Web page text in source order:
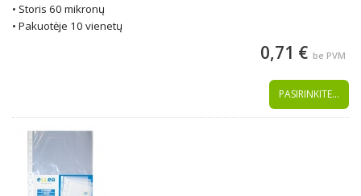
• Storis 60 mikronų
• Pakuotėje 10 vienetų
0,71 € be PVM
PASIRINKITE...